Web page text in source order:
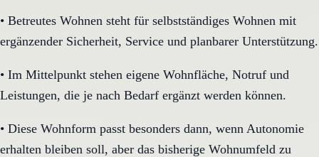
• Betreutes Wohnen steht für selbstständiges Wohnen mit
ergänzender Sicherheit, Service und planbarer Unterstützung.
• Im Mittelpunkt stehen eigene Wohnfläche, Notruf und
Leistungen, die je nach Bedarf ergänzt werden können.
• Diese Wohnform passt besonders dann, wenn Autonomie
erhalten bleiben soll, aber das bisherige Wohnumfeld zu